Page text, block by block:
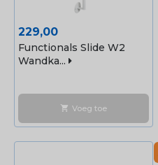
Prijs
229,00
Functionals Slide W2
Wandka...
shopping_cart Voeg toe